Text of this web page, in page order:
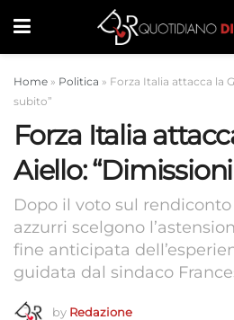
Home » Politica » Forza Italia attacca la
subito”
Forza Italia
Aiello:
Dopo il voto sul
azzurri scelgono
fine anticipata
guidata dal sindaco
by Redazione